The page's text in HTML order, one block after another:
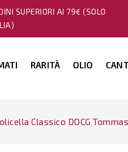
SUPERIORI AI 79€ (SOLO
RARITÀ OLIO
Classico DOCG